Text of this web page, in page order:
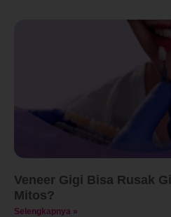
Veneer Gigi Bisa Rusak
Mitos?
Selengkapnya »